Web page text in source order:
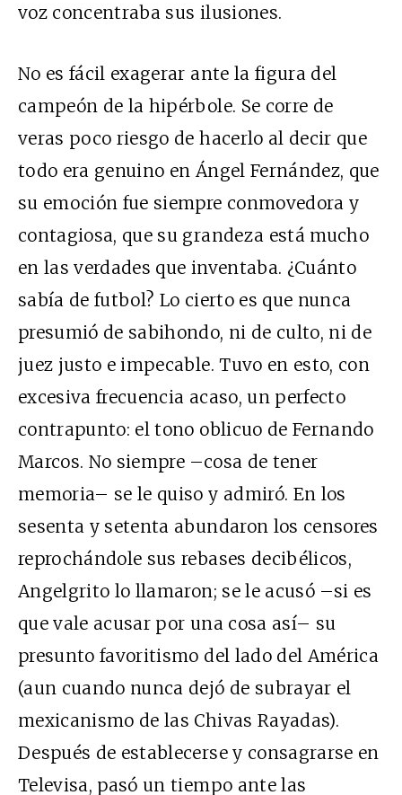
voz concentraba sus ilusiones.
No es fácil exagerar ante la figura del
campeón de la hipérbole. Se corre de
veras poco riesgo de hacerlo al decir que
todo era genuino en Ángel Fernández, que
su emoción fue siempre conmovedora y
contagiosa, que su grandeza está mucho
en las verdades que inventaba. ¿Cuánto
sabía de futbol? Lo cierto es que nunca
presumió de sabihondo, ni de culto, ni de
juez justo e impecable. Tuvo en esto, con
excesiva frecuencia acaso, un perfecto
contrapunto: el tono oblicuo de Fernando
Marcos. No siempre –cosa de tener
memoria– se le quiso y admiró. En los
sesenta y setenta abundaron los censores
reprochándole sus rebases decibélicos,
Angelgrito lo llamaron; se le acusó –si es
que vale acusar por una cosa así– su
presunto favoritismo del lado del América
(aun cuando nunca dejó de subrayar el
mexicanismo de las Chivas Rayadas).
Después de establecerse y consagrarse en
Televisa, pasó un tiempo ante las